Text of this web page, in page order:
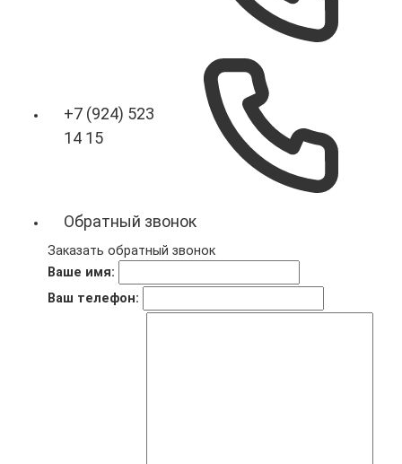
+7 (924) 523
14 15
Обратный звонок
Заказать обратный звонок
Ваше имя:
Ваш телефон: